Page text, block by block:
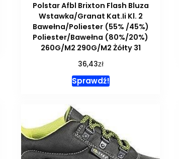
Polstar Afbl Brixton Flash Bluza
Wstawka/Granat Kat.Ii Kl. 2
Bawełna/Poliester (55% /45%)
Poliester/Bawełna (80%/20%)
260G/M2 290G/M2 Żółty 31
36,43zł
Sprawdź!